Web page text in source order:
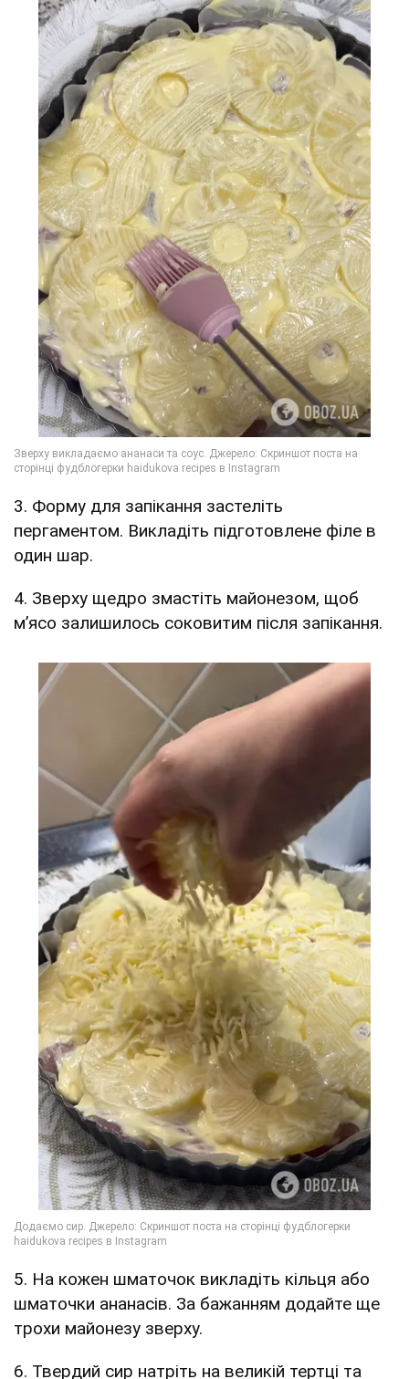
3. Форму для запікання застеліть
пергаментом. Викладіть підготовлене філе в
один шар.
4. Зверху щедро змастіть майонезом, щоб
м’ясо залишилось соковитим після запікання.
5. На кожен шматочок викладіть кільця або
шматочки ананасів. За бажанням додайте ще
трохи майонезу зверху.
6. Твердий сир натріть на великій тертці та